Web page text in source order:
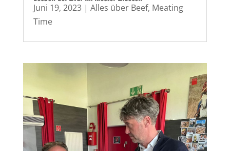
Juni 19, 2023| Alles über Beef, Meating
Time